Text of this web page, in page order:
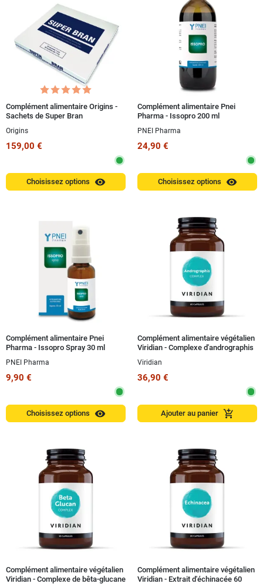
Complément alimentaire Origins -
Sachets de Super Bran
Origins
159,00 €
Choisissez options visibility
Complément alimentaire Pnei
Pharma - Issopro 200 ml
PNEI Pharma
24,90 €
Choisissez options visibility
Complément alimentaire Pnei
Pharma - Issopro Spray 30 ml
PNEI Pharma
9,90 €
Choisissez options visibility
Complément alimentaire végétalien
Viridian - Complexe d'andrographis
Viridian
36,90 €
Ajouter au panier add_shopping_cart
Complément alimentaire végétalien
Viridian - Complexe de bêta-glucane
Complément alimentaire végétalien
Viridian - Extrait d'échinacée 60